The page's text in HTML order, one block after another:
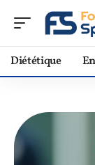
Diététique